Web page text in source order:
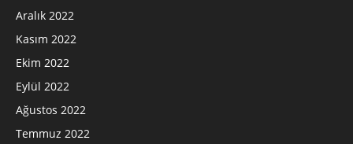
Aralık 2022
Kasım 2022
Ekim 2022
Eylül 2022
Ağustos 2022
Temmuz 2022